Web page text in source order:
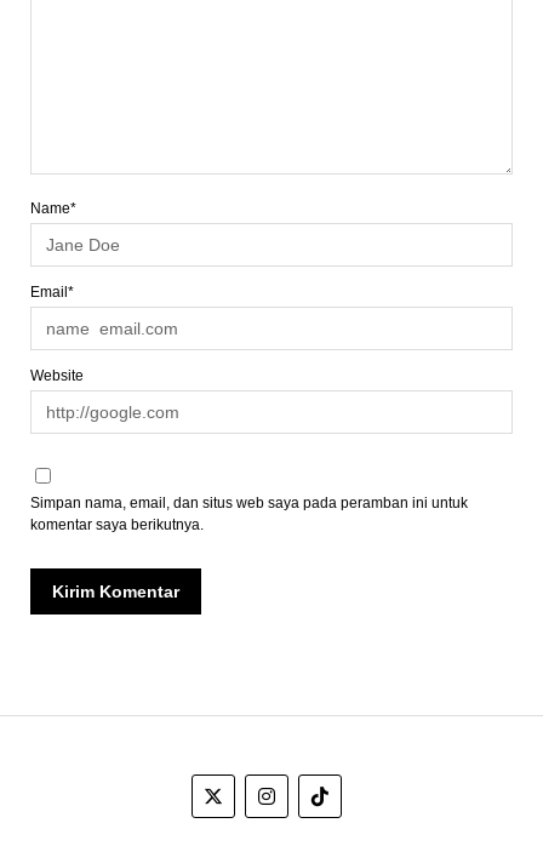
Name*
Email*
Website
Simpan nama, email, dan situs web saya pada peramban ini untuk
komentar saya berikutnya.